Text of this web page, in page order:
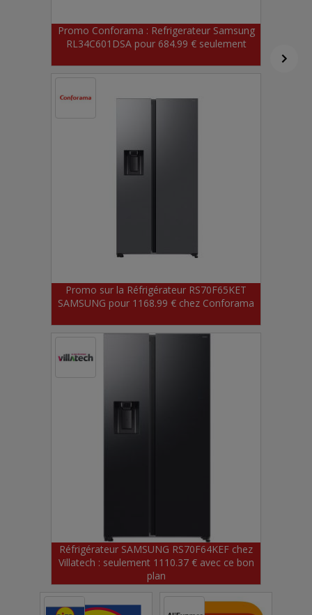
Promo Conforama : Refrigerateur Samsung
RL34C601DSA pour 684.99 € seulement
Promo sur la Réfrigérateur RS70F65KET
SAMSUNG pour 1168.99 € chez Conforama
Réfrigérateur SAMSUNG RS70F64KEF chez
Villatech : seulement 1110.37 € avec ce bon
plan